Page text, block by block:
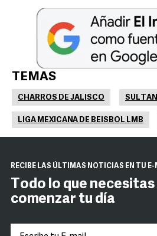
TEMAS
CHARROS DE JALISCO
LIGA MEXICANA DE BEISBOL LMB
RECIBE LAS ÚLTIMAS NOTICIAS EN TU
Todo lo que
comenzar tu día